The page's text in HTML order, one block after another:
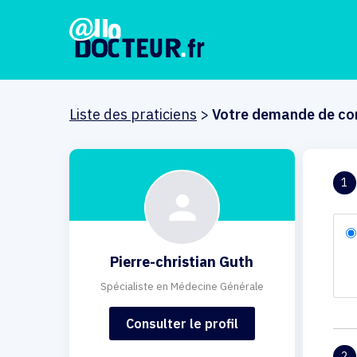
Liste des praticiens > Votre demande de
Pierre-christian Guth
Spécialiste en Médecine Générale
Consulter le profil
1